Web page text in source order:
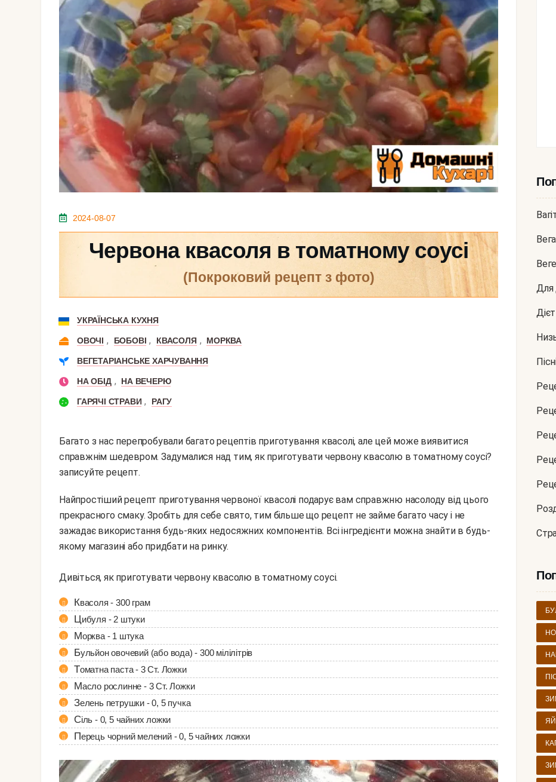
2024-08-07
Червона квасоля в томатному соусі
(покроковий рецепт з фото)
УКРАЇНСЬКА КУХНЯ
ОВОЧІ , БОБОВІ , КВАСОЛЯ , МОРКВА
ВЕГЕТАРІАНСЬКЕ ХАРЧУВАННЯ
НА ОБІД , НА ВЕЧЕРЮ
ГАРЯЧІ СТРАВИ , РАГУ
Багато з нас перепробували багато рецептів приготування квасолі, але цей може виявитися
справжнім шедевром. Задумалися над тим, як приготувати червону квасолю в томатному соусі?
записуйте рецепт.
Найпростіший рецепт приготування червоної квасолі подарує вам справжню насолоду від цього
прекрасного смаку. Зробіть для себе свято, тим більше що рецепт не займе багато часу і не
зажадає використання будь-яких недосяжних компонентів. Всі інгредієнти можна знайти в будь-
якому магазині або придбати на ринку.
Дивіться, як приготувати червону квасолю в томатному соусі.
Квасоля - 300 грам
Цибуля - 2 штуки
Морква - 1 штука
Бульйон овочевий (або вода) - 300 мілілітрів
Томатна паста - 3 Ст. Ложки
Масло рослинне - 3 Ст. Ложки
Зелень петрушки - 0, 5 пучка
Сіль - 0, 5 чайних ложки
Перець чорний мелений - 0, 5 чайних ложки
Для